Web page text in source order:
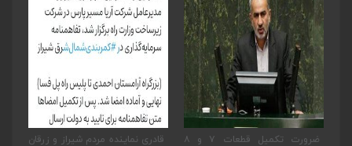
ضرورت تکمیل قطعات ۷ و ۸ قادری نماینده مردم شیراز و زرقان